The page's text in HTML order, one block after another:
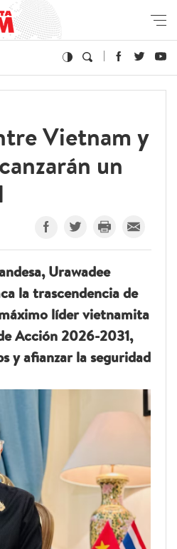
Vietnam y
un
Urawadee
la trascendencia de
líder vietnamita
Acción 2026-2031,
y afianzar la seguridad